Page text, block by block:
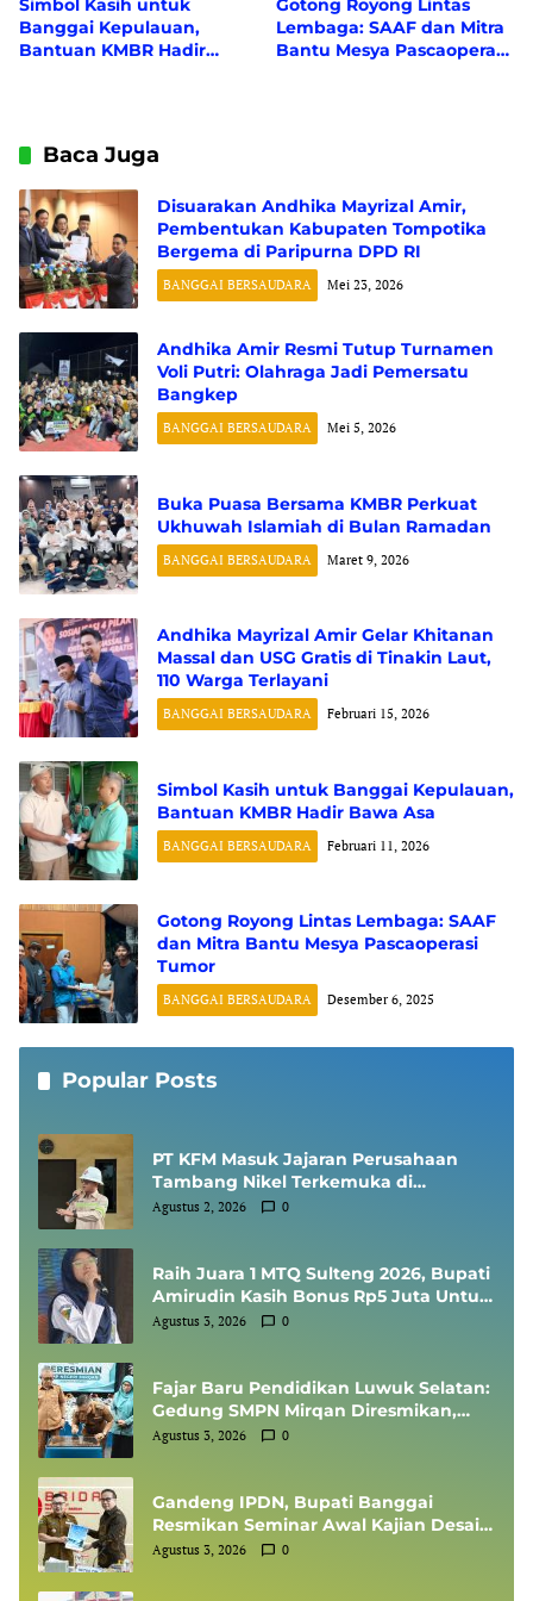
Simbol Kasih untuk
Banggai Kepulauan,
Bantuan KMBR Hadir
Gotong Royong Lintas
Lembaga: SAAF dan Mitra
Bantu Mesya Pascaoperasi
Baca Juga
Disuarakan Andhika Mayrizal Amir,
Pembentukan Kabupaten Tompotika
Bergema di Paripurna DPD RI
BANGGAI BERSAUDARA Mei 23, 2026
Andhika Amir Resmi Tutup Turnamen
Voli Putri: Olahraga Jadi Pemersatu
Bangkep
BANGGAI BERSAUDARA Mei 5, 2026
Buka Puasa Bersama KMBR Perkuat
Ukhuwah Islamiah di Bulan Ramadan
BANGGAI BERSAUDARA Maret 9, 2026
Andhika Mayrizal Amir Gelar Khitanan
Massal dan USG Gratis di Tinakin Laut,
110 Warga Terlayani
BANGGAI BERSAUDARA Februari 15, 2026
Simbol Kasih untuk Banggai Kepulauan,
Bantuan KMBR Hadir Bawa Asa
BANGGAI BERSAUDARA Februari 11, 2026
Gotong Royong Lintas Lembaga: SAAF
dan Mitra Bantu Mesya Pascaoperasi
Tumor
BANGGAI BERSAUDARA Desember 6, 2025
Popular Posts
PT KFM Masuk Jajaran Perusahaan
Tambang Nikel Terkemuka di
Indonesia, Diundang Kementerian
Agustus 2, 2026 0
Raih Juara 1 MTQ Sulteng 2026, Bupati
Amirudin Kasih Bonus Rp5 Juta Untuk
Siswi MTsN 1 Banggai, Kepala Sekolah
Agustus 3, 2026 0
Fajar Baru Pendidikan Luwuk Selatan:
Gedung SMPN Mirqan Diresmikan,
Bupati Banggai Targetkan Generasi
Agustus 3, 2026 0
Gandeng IPDN, Bupati Banggai
Resmikan Seminar Awal Kajian Desain
Besar Wilayah
Agustus 3, 2026 0